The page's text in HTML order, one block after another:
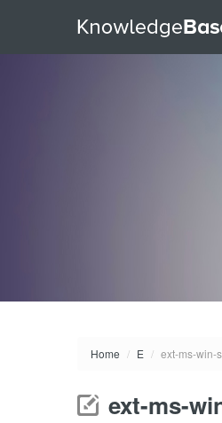
Home / E / ext-ms-win-
ext-ms-